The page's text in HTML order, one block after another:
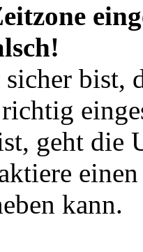
bist,
geht die
kann.